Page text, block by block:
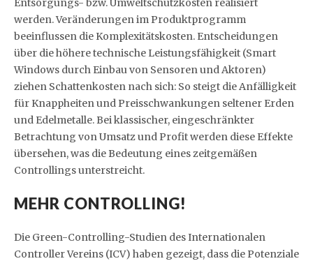
Entsorgungs- bzw. Umweltschutzkosten realisiert
werden. Veränderungen im Produktprogramm
beeinflussen die Komplexitätskosten. Entscheidungen
über die höhere technische Leistungsfähigkeit (Smart
Windows durch Einbau von Sensoren und Aktoren)
ziehen Schattenkosten nach sich: So steigt die Anfälligkeit
für Knappheiten und Preisschwankungen seltener Erden
und Edelmetalle. Bei klassischer, eingeschränkter
Betrachtung von Umsatz und Profit werden diese Effekte
übersehen, was die Bedeutung eines zeitgemäßen
Controllings unterstreicht.
MEHR CONTROLLING!
Die Green-Controlling-Studien des Internationalen
Controller Vereins (ICV) haben gezeigt, dass die Potenziale